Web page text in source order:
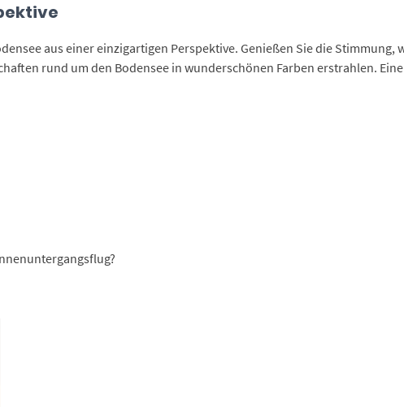
aus einer einzigartigen Perspektive. Genießen Sie die Stimmung,
rund um den Bodensee in wunderschönen Farben erstrahlen.